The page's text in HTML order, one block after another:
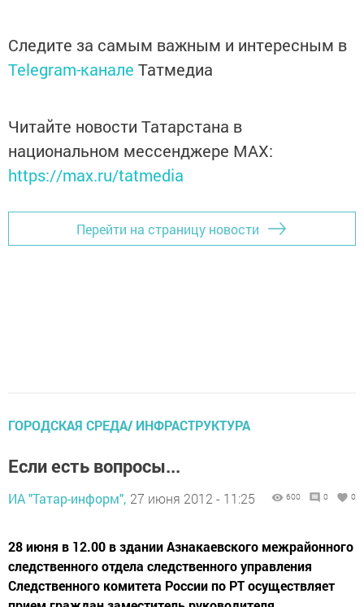
Следите за самым важным и интересным в
Telegram-канале Татмедиа
Читайте новости Татарстана в
национальном мессенджере MАХ:
https://max.ru/tatmedia
Перейти на страницу новости
ГОРОДСКАЯ СРЕДА/ ИНФРАСТРУКТУРА
Если есть вопросы...
ИА "Татар-информ", 27 июня 2012 - 11:25 600 0 0
28 июня в 12.00 в здании Азнакаевского межрайонного
следственного отдела следственного управления
Следственного комитета России по РТ осуществляет